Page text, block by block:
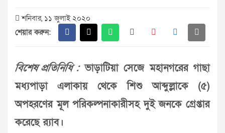
শনিবার, ১১ জুলাই ২০২০
শেয়ার করুন:
বিশেষ প্রতিনিধি :ভাড়াটিয়া সেজে মহানগরের গাছা
মধ্যপাড়া এলাকায় থেকে শিশু আব্দুল্লাকে (৫)
অপহরণের মূল পরিকল্পনাকারীসহ দুই জনকে গ্রেপ্তার
করেছে র‌্যাব।